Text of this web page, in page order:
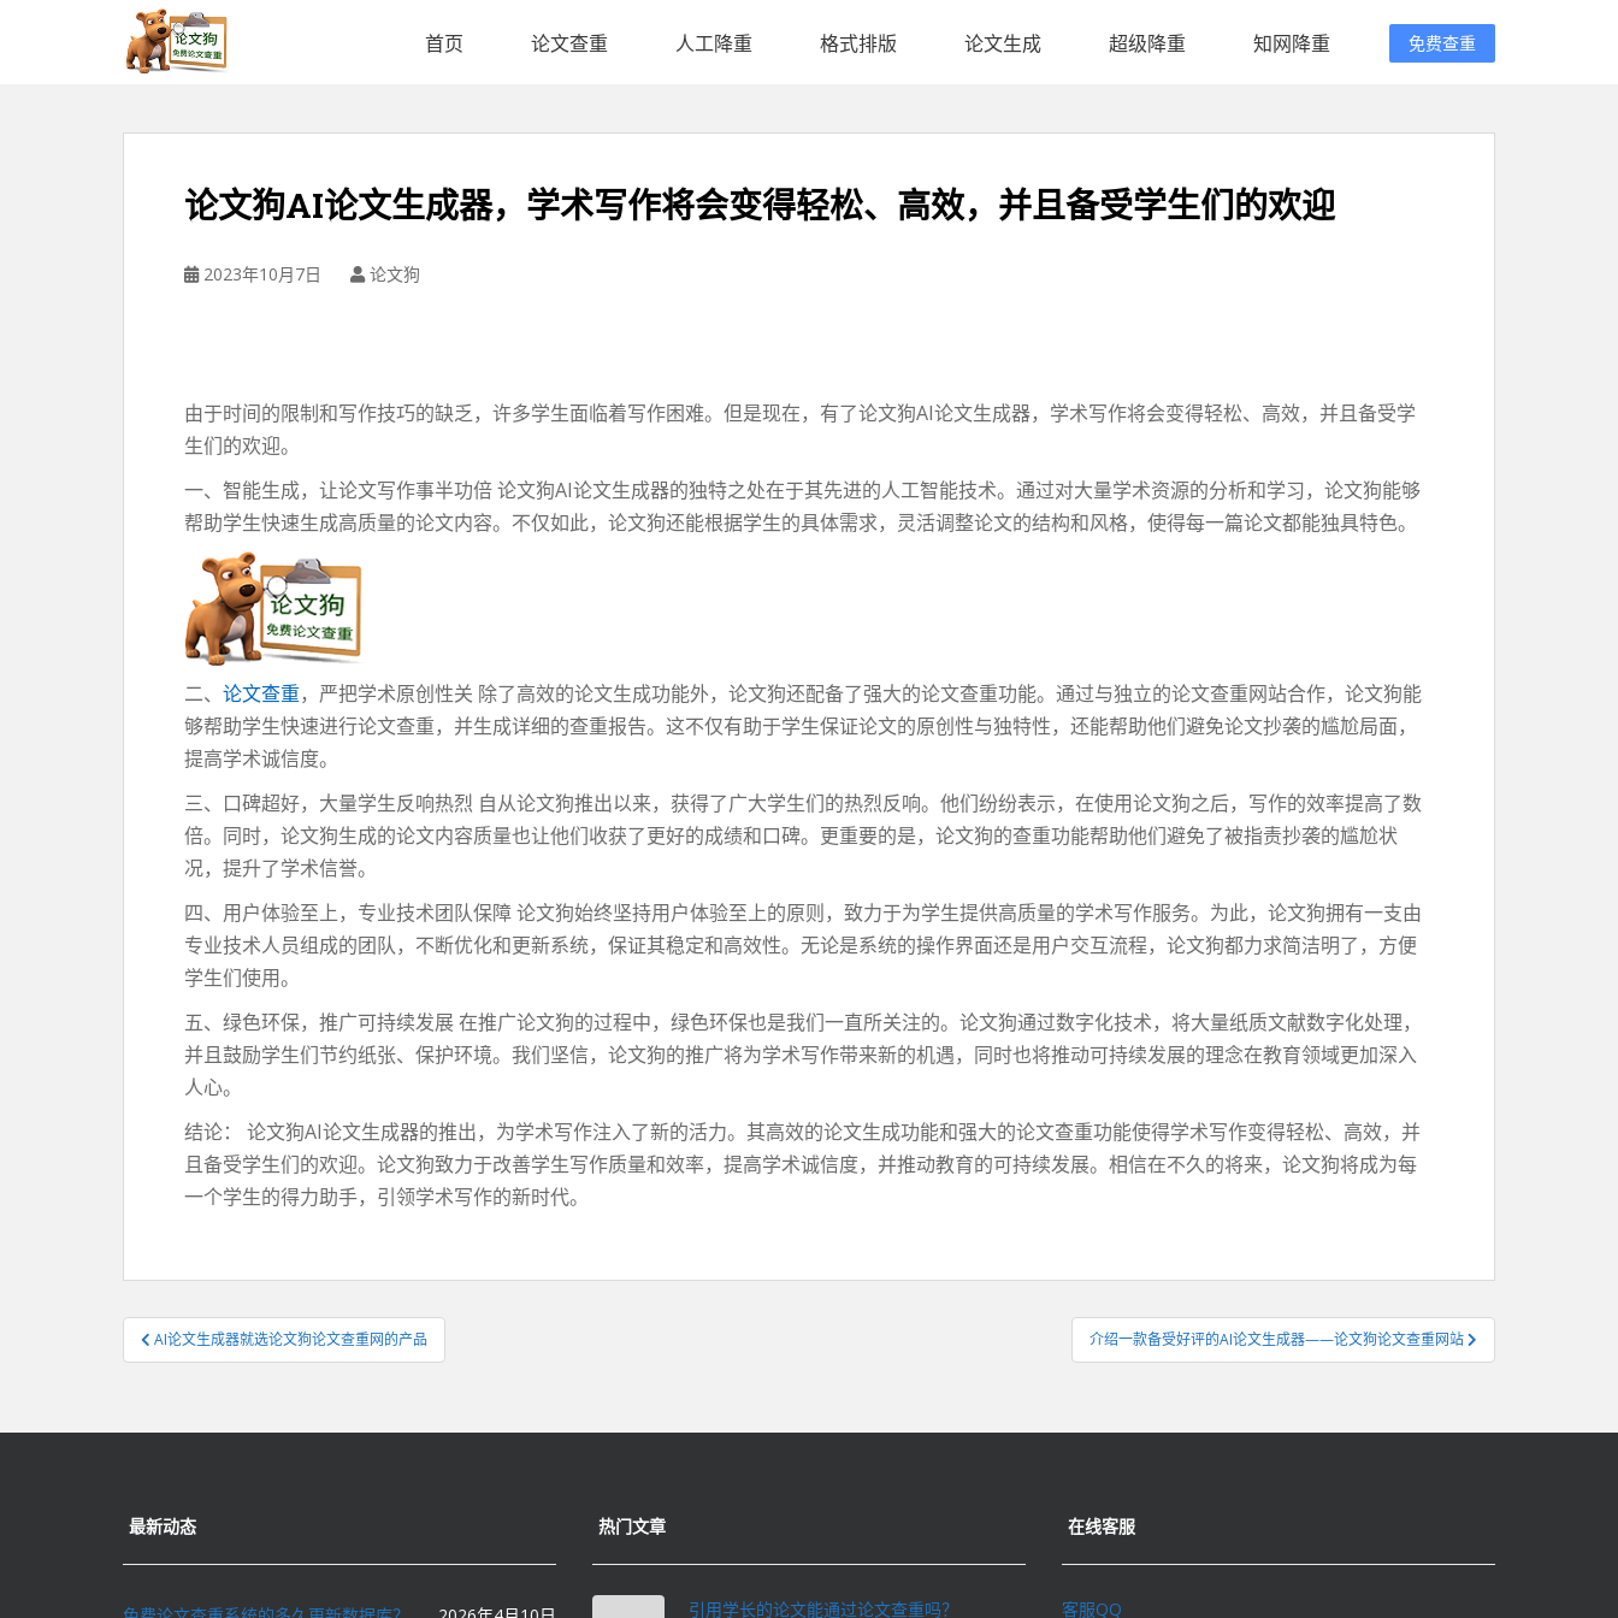
首页 论文查重 人工降重 格式排版 论文生成 超级降重 知网降重 免费查重
论文狗AI论文生成器，学术写作将会变得轻松、高效，并且备受学生们的欢迎
2023年10月7日 论文狗
由于时间的限制和写作技巧的缺乏，许多学生面临着写作困难。但是现在，有了论文狗AI论文生成器，学术写作将会变得轻松、高效，并且备受学
生们的欢迎。
一、智能生成，让论文写作事半功倍 论文狗AI论文生成器的独特之处在于其先进的人工智能技术。通过对大量学术资源的分析和学习，论文狗能够
帮助学生快速生成高质量的论文内容。不仅如此，论文狗还能根据学生的具体需求，灵活调整论文的结构和风格，使得每一篇论文都能独具特色。
二、 论文查重，严把学术原创性关 除了高效的论文生成功能外，论文狗还配备了强大的论文查重功能。通过与独立的论文查重网站合作，论文狗能
够帮助学生快速进行论文查重，并生成详细的查重报告。这不仅有助于学生保证论文的原创性与独特性，还能帮助他们避免论文抄袭的尴尬局面，
提高学术诚信度。
三、口碑超好，大量学生反响热烈 自从论文狗推出以来，获得了广大学生们的热烈反响。他们纷纷表示，在使用论文狗之后，写作的效率提高了数
倍。同时，论文狗生成的论文内容质量也让他们收获了更好的成绩和口碑。更重要的是，论文狗的查重功能帮助他们避免了被指责抄袭的尴尬状
况，提升了学术信誉。
四、用户体验至上，专业技术团队保障 论文狗始终坚持用户体验至上的原则，致力于为学生提供高质量的学术写作服务。为此，论文狗拥有一支由
专业技术人员组成的团队，不断优化和更新系统，保证其稳定和高效性。无论是系统的操作界面还是用户交互流程，论文狗都力求简洁明了，方便
学生们使用。
五、绿色环保，推广可持续发展 在推广论文狗的过程中，绿色环保也是我们一直所关注的。论文狗通过数字化技术，将大量纸质文献数字化处理，
并且鼓励学生们节约纸张、保护环境。我们坚信，论文狗的推广将为学术写作带来新的机遇，同时也将推动可持续发展的理念在教育领域更加深入
人心。
结论： 论文狗AI论文生成器的推出，为学术写作注入了新的活力。其高效的论文生成功能和强大的论文查重功能使得学术写作变得轻松、高效，并
且备受学生们的欢迎。论文狗致力于改善学生写作质量和效率，提高学术诚信度，并推动教育的可持续发展。相信在不久的将来，论文狗将成为每
一个学生的得力助手，引领学术写作的新时代。
文
章
航
AI论文生成器就选论文狗论文查重网的产品 介绍一款备受好评的AI论文生成器——论文狗论文查重网站
最新动态 热门文章
引用学长的论文能通过论文查重吗？
在线客服
客服QQ